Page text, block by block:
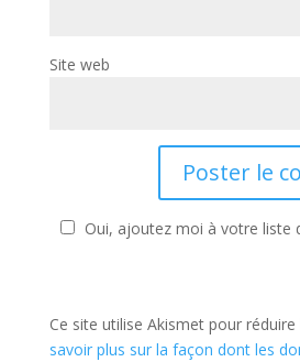
Site web
Oui, ajoutez moi à votre liste
Ce site utilise Akismet pour réduire
savoir plus sur la façon dont les